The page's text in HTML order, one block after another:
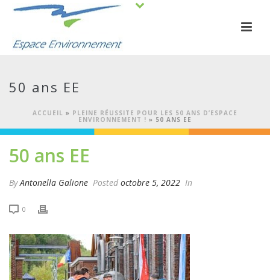
50 ans EE
ACCUEIL » PLEINE RÉUSSITE POUR LES 50 ANS D’ESPACE
ENVIRONNEMENT ! » 50 ANS EE
50 ans EE
ByAntonella Galione Posted octobre 5, 2022 In
0